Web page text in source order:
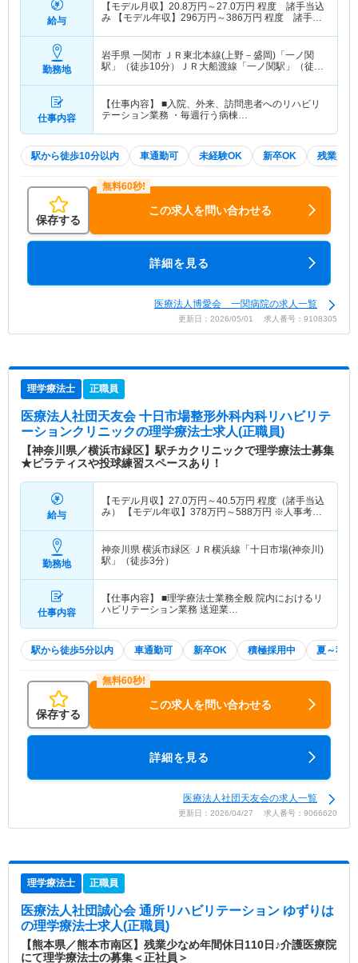
給与
【モデル月収】 20.8万円～27.0万円 程度 諸手当込
み 【モデル年収】 296万円～386万円 程度 諸手
勤務地
岩手県 一関市 ＪＲ東北本線(上野－盛岡)「一ノ関
駅」（徒歩10分）ＪＲ大船渡線「一ノ関駅」（徒歩
仕事内容
【仕事内容】 ■入院、外来、訪問患者へのリハビリ
テーション業務 ・毎週行う病棟…
駅から徒歩10分以内 車通勤可 未経験OK 新卒OK 残業少な
保存する
この求人を問い合わせる
詳細を見る
医療法人博愛会 一関病院の求人一覧
更新日：2026/05/01 求人番号：9108305
理学療法士 正職員
医療法人社団天友会 十日市場整形外科内科リハビリテ
ーションクリニックの理学療法士求人(正職員)
【神奈川県／横浜市緑区】駅チカクリニックで理学療法士募集
★ピラティスや投球練習スペースあり！
給与
【モデル月収】 27.0万円～40.5万円 程度（諸手当込
み） 【モデル年収】 378万円～588万円 ※人事考課
勤務地
神奈川県 横浜市緑区 ＪＲ横浜線「十日市場(神奈川)
駅」（徒歩3分）
仕事内容
【仕事内容】 ■理学療法士業務全般 院内におけるリ
ハビリテーション業務 送迎業…
駅から徒歩5分以内 車通勤可 新卒OK 積極採用中 夏～秋入
保存する
この求人を問い合わせる
詳細を見る
医療法人社団天友会の求人一覧
更新日：2026/04/27 求人番号：9066620
理学療法士 正職員
医療法人社団誠心会 通所リハビリテーション ゆずりは
の理学療法士求人(正職員)
【熊本県／熊本市南区】残業少なめ年間休日110日♪介護医療院
にて理学療法士の募集＜正社員＞